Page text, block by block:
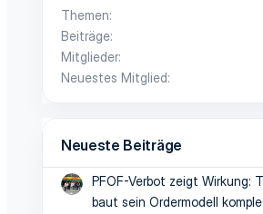
Themen
Beiträge
Mitglieder
Neuestes Mitglied
Neueste Beiträge
PFOF-Verbot zeigt Wirkung:
baut sein Ordermodell